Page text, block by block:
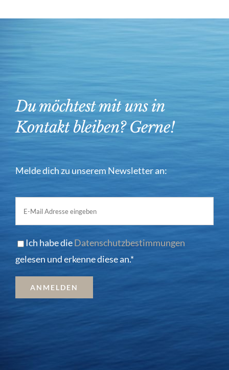
Du möchtest mit uns in
Kontakt bleiben? Gerne!
Melde dich zu unserem Newsletter an:
Ich habe dieDatenschutzbestimmungen
gelesen und erkenne diese an.*